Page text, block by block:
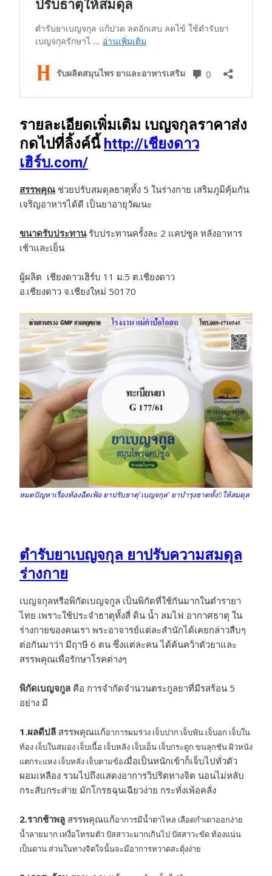
รายละเอียดเพิ่มเติม เบญจกุลราคาส่ง
กดไปที่ลิ้งค์นี้ http://เชียงดาว
เฮิร์บ.com/
สรรพคุณ ช่วยปรับสมดุลธาตุทั้ง 5 ในร่างกาย เสริมภูมิคุ้มกัน
เจริญอาหารได้ดี เป็นยาอายุวัฒนะ
ขนาดรับประทาน รับประทานครั้งละ 2 แคปซูล หลังอาหาร
เช้าและเย็น
ผู้ผลิต เชียงดาวเฮิร์บ 11 ม.5 ต.เชียงดาว
อ.เชียงดาว จ.เชียงใหม่ 50170
หมดปัญหาเรื่องท้องอืดเฟ้อ ยาปรับธาตุ”เบญจกุล” ยาบำรุงธาตทั้ง5ให้สมดุล
ตำรับยาเบญจกุล ยาปรับความสมดุล
ร่างกาย
เบญจกุลหรือพิกัดเบญจกูล เป็นพิกัดที่ใช้กันมากในตำรายา
ไทย เพราะใช้ประจำธาตุทั้งสี่ ดิน น้ำ ลมไฟ อากาศธาตุ ใน
ร่างกายของคนเรา พระอาจารย์แต่ละสำนักได้เคยกล่าวสืบๆ
ต่อกันมาว่า มีฤาษี 6 ตน ซึ่งแต่ละคน ได้ค้นคว้าตัวยาและ
สรรพคุณเพื่อรักษาโรคต่างๆ
พิกัดเบญจกูล คือ การจำกัดจำนวนตระกูลยาที่มีรสร้อน 5
อย่าง มี
1.ผลดีปลี สรรพคุณแก้อาการผมร่วง เจ็บปาก เจ็บฟัน เจ็บอก เจ็บใน
ท้อง เจ็บในสมอง เจ็บเนื้อ เจ็บหลัง เจ็บเอ็น เจ็บกระดูก ขนลุกชัน ผิวหนัง
แตกระแหง เจ็บหลัง เจ็บตามข้อเมื่อเป็นหนักเข้าก็เจ็บไปทั่วตัว
ผอมเหลือง รวมไปถึงแสดงอาการวิปริตทางจิต นอนไม่หลับ
กระสับกระส่าย มักโกรธฉุนเฉียวง่าย กระทั่งเพ้อคลั่ง
2.รากช้าพลู สรรพคุณแก้อาการมีน้ำตาไหล เลือดกำเดาออกง่าย
น้ำลายมาก เหงื่อโทรมตัว ปัสสาวะมากเกินไป ปัสสาวะขัด ท้องแน่น
เป็นดาน ส่วนในทางจิตใจนั้นจะมีอาการหวาดสะดุ้งง่าย